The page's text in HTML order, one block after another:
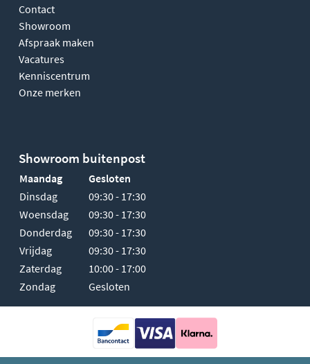
Contact
Showroom
Afspraak maken
Vacatures
Kenniscentrum
Onze merken
Showroom buitenpost
Maandag
Gesloten
Dinsdag
09:30 - 17:30
Woensdag
09:30 - 17:30
Donderdag
09:30 - 17:30
Vrijdag
09:30 - 17:30
Zaterdag
10:00 - 17:00
Zondag
Gesloten